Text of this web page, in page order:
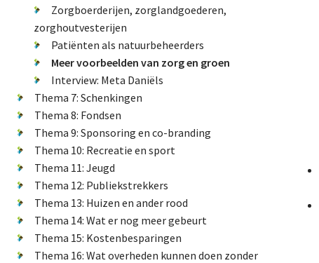
Zorgboerderijen, zorglandgoederen,
zorghoutvesterijen
Patiënten als natuurbeheerders
Meer voorbeelden van zorg en groen
Interview: Meta Daniëls
Thema 7: Schenkingen
Thema 8: Fondsen
Thema 9: Sponsoring en co-branding
Thema 10: Recreatie en sport
Thema 11: Jeugd
Thema 12: Publiekstrekkers
Thema 13: Huizen en ander rood
Thema 14: Wat er nog meer gebeurt
Thema 15: Kostenbesparingen
Thema 16: Wat overheden kunnen doen zonder